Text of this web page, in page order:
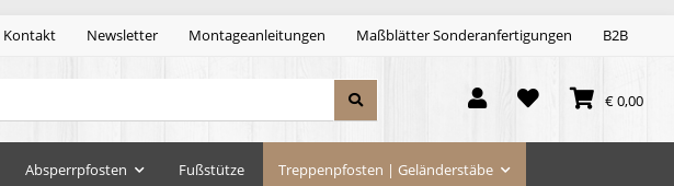
Kontakt Newsletter Montageanleitungen Maßblätter Sonderanfertigungen B2B
€ 0,00
Absperrpfosten Fußstütze Treppenpfosten | Geländerstäbe